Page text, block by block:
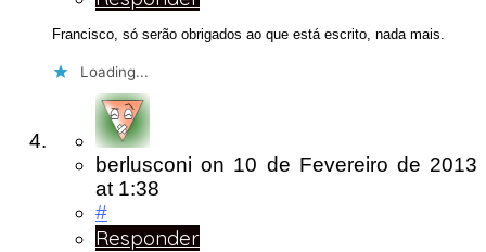
Francisco, só serão obrigados ao que está escrito, nada mais.
Loading...
berlusconi on 10 de Fevereiro de 2013
at 1:38
#
Responder